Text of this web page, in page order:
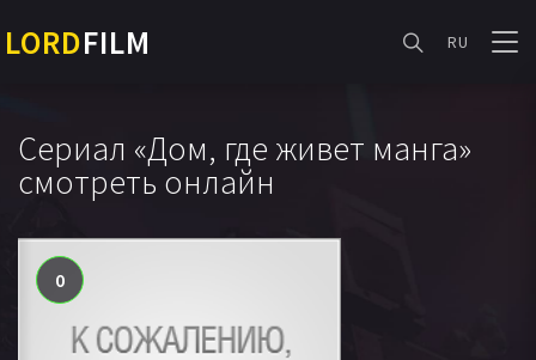
LORDFILM RU
Сериал «Дом, где живет манга»
смотреть онлайн
0